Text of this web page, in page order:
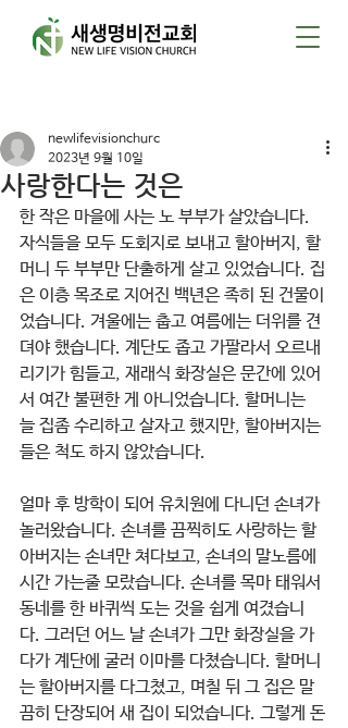
사랑한다는 것은
newlifevisionchurc
2023년 9월 10일
한 작은 마을에 사는 노 부부가 살았습니다.
자식들을 모두 도회지로 보내고 할아버지, 할
머니 두 부부만 단출하게 살고 있었습니다. 집
은 이층 목조로 지어진 백년은 족히 된 건물이
었습니다. 겨울에는 춥고 여름에는 더위를 견
뎌야 했습니다. 계단도 좁고 가팔라서 오르내
리기가 힘들고, 재래식 화장실은 문간에 있어
서 여간 불편한 게 아니었습니다. 할머니는
늘 집좀 수리하고 살자고 했지만, 할아버지는
들은 척도 하지 않았습니다.
얼마 후 방학이 되어 유치원에 다니던 손녀가
놀러왔습니다. 손녀를 끔찍히도 사랑하는 할
아버지는 손녀만 쳐다보고, 손녀의 말노름에
시간 가는줄 모랐습니다. 손녀를 목마 태워서
동네를 한 바퀴씩 도는 것을 쉽게 여겼습니
다. 그러던 어느 날 손녀가 그만 화장실을 가
다가 계단에 굴러 이마를 다쳤습니다. 할머니
는 할아버지를 다그쳤고, 며칠 뒤 그 집은 말
끔히 단장되어 새 집이 되었습니다. 그렇게 돈